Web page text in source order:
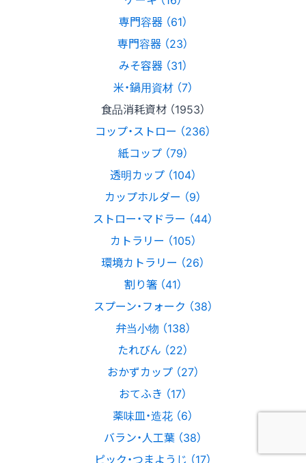
専門容器 （61）
専門容器 （23）
みそ容器 （31）
米・鍋用資材 （7）
食品消耗資材 （1953）
コップ・ストロー （236）
紙コップ （79）
透明カップ （104）
カップホルダー （9）
ストロー・マドラー （44）
カトラリー （105）
環境カトラリー （26）
割り箸 （41）
スプーン・フォーク （38）
弁当小物 （138）
たれびん （22）
おかずカップ （27）
おてふき （17）
薬味皿・造花 （6）
バラン・人工葉 （38）
ピック・つまようじ （17）